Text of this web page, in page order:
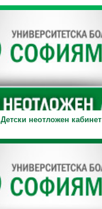
Детски неотложен кабинет